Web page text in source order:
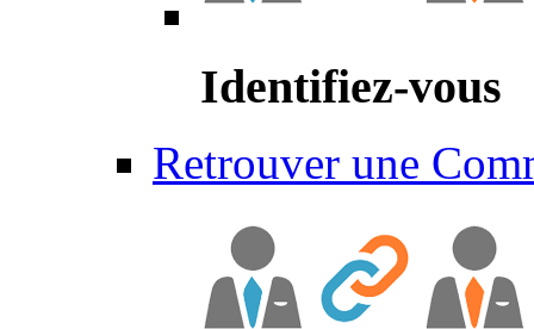
Identifiez-vous
Retrouver une